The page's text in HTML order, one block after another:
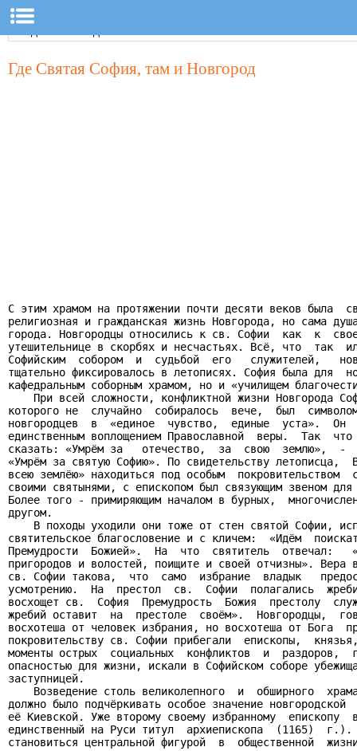
Где Святая София, там и Новгород
С этим храмом на протяжении почти десяти веков была
религиозная и гражданская жизнь Новгорода, но сама
города. Новгородцы относились к св. Софии  как  к
утешительнице в скорбях и несчастьях. Всё, что  так
Софийским  собором  и  судьбой  его   служителей,
тщательно фиксировалось в летописях. София была для
кафедральным соборным храмом, но и «училищем
При всей сложности, конфликтной жизни Новгорода
которого не  случайно  собиралось  вече,  был
новгородцев  в  «единое  чувство,  единые  уста».
единственным воплощением Православной  веры.  Так
сказать: «Умрём за   отечество,  за  свою  землю»,  -
«Умрём за святую Софию». По свидетельству летописца,
всею землёю» находиться под особым
своими святынями, с епископом был связующим звеном
Более того - примиряющим началом в бурных,
другом.
В походы уходили они тоже от стен святой Софии,
святительское благословение и с кличем:  «Идём
Премудрости  Божией».  На  что  святитель  отвечал:
пригородов и волостей, поищите и своей отчизны». Вера
св. Софии такова,  что  само  избрание  владык
усмотрению.  На  престол  св.  Софии  полагались
восхощет св.  София  Премудрость  Божия  престолу
жребий оставит  на  престоле  своём».  Новгородцы,
восхотеша от человек избрания, но восхотеша от Бога
покровительству св. Софии прибегали  епископы,
моменты острых  социальных  конфликтов  и  раздоров,
опасностью для жизни, искали в Софийском соборе
заступницей.
Возведение столь великолепного  и  обширного
должно было подчёркивать особое значение
её Киевской. Уже второму своему избранному  епископу
единственный на Руси титул  архиепископа  (1165)
становиться центральной фигурой  в  общественной